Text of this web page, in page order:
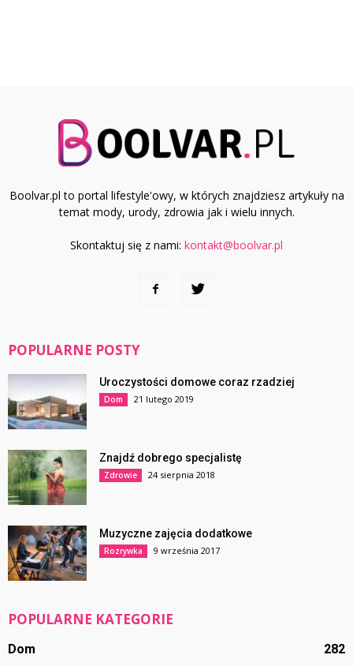
Boolvar.pl to portal lifestyle'owy, w których znajdziesz artykuły na
temat mody, urody, zdrowia jak i wielu innych.
Skontaktuj się z nami: kontakt@boolvar.pl
POPULARNE POSTY
Uroczystości domowe coraz rzadziej
Dom 21 lutego 2019
Znajdź dobrego specjalistę
Zdrowie 24 sierpnia 2018
Muzyczne zajęcia dodatkowe
Rozrywka 9 września 2017
POPULARNE KATEGORIE
Dom
282